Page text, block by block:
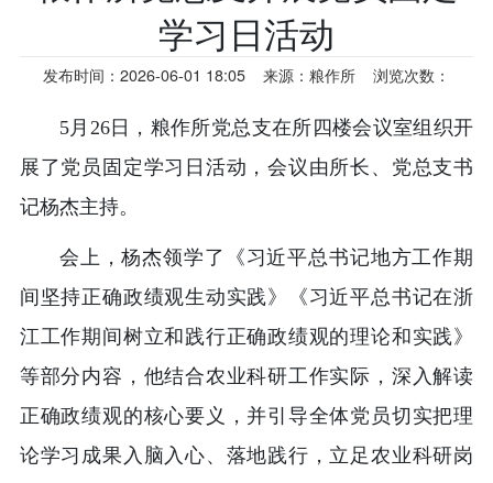
学习日活动
发布时间：2026-06-01 18:05 来源：粮作所 浏览次数：
5月26日，粮作所党总支在所四楼会议室组织开
展了党员固定学习日活动，会议由所长、党总支书
记杨杰主持。
会上，杨杰领学了《习近平总书记地方工作期
间坚持正确政绩观生动实践》《习近平总书记在浙
江工作期间树立和践行正确政绩观的理论和实践》
等部分内容，他结合农业科研工作实际，深入解读
正确政绩观的核心要义，并引导全体党员切实把理
论学习成果入脑入心、落地践行，立足农业科研岗